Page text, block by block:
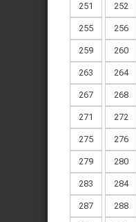
251 252
255 256
259 260
263 264
267 268
271 272
275 276
279 280
283 284
287 288